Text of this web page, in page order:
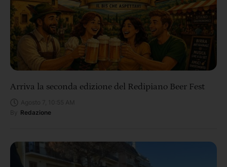
Arriva la seconda edizione del Redipiano Beer Fest
Redazione